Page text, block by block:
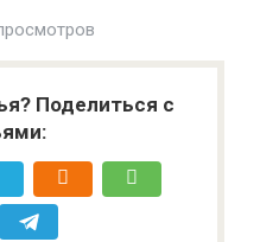
Поделиться с